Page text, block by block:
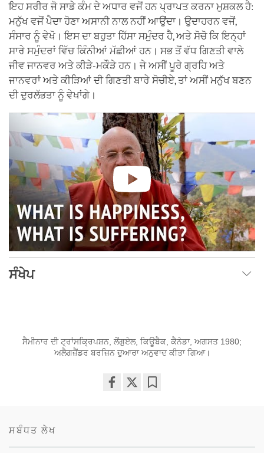
ਇਹ ਸਰੀਰ ਜੋ ਸਾਡੇ ਕੰਮ ਦੇ ਅਧਾਰ ਵਜੋਂ ਹਨ ਪ੍ਰਾਪਤ ਕਰਨਾ ਮੁਸ਼ਕਲ ਹੈ:
ਮਨੁੱਖ ਵਜੋਂ ਪੈਦਾ ਹੋਣਾ ਅਸਾਨੀ ਨਾਲ ਨਹੀਂ ਆਉਂਦਾ। ਉਦਾਹਰਨ ਵਜੋਂ,
ਸੰਸਾਰ ਨੂੰ ਵੇਖੋ। ਇਸ ਦਾ ਬਹੁਤਾ ਹਿੱਸਾ ਸਮੁੰਦਰ ਹੈ, ਅਤੇ ਸੋਚੋ ਕਿ ਇਨ੍ਹਾਂ
ਸਾਰੇ ਸਮੁੰਦਰਾਂ ਵਿੱਚ ਕਿੰਨੀਆਂ ਮੱਛੀਆਂ ਹਨ। ਸਭ ਤੋਂ ਵੱਧ ਗਿਣਤੀ ਵਾਲੇ
ਜੀਵ ਜਾਨਵਰ ਅਤੇ ਕੀੜੇ-ਮਕੌੜੇ ਹਨ। ਜੇ ਅਸੀਂ ਪੂਰੇ ਗ੍ਰਹਿ ਅਤੇ
ਜਾਨਵਰਾਂ ਅਤੇ ਕੀੜਿਆਂ ਦੀ ਗਿਣਤੀ ਬਾਰੇ ਸੋਚੀਏ, ਤਾਂ ਅਸੀਂ ਮਨੁੱਖ ਬਣਨ
ਦੀ ਦੁਰਲੱਭਤਾ ਨੂੰ ਵੇਖਾਂਗੇ।
ਸੰਖੇਪ
ਸੈਮੀਨਾਰ ਦੀ ਟ੍ਰਾਂਸਕ੍ਰਿਪਸ਼ਨ, ਲੋਂਗੁਏਲ, ਕਿਊਬੈਕ, ਕੈਨੇਡਾ, ਅਗਸਤ 1980;
ਅਲੈਗਜ਼ੈਂਡਰ ਬਰਜ਼ਿਨ ਦੁਆਰਾ ਅਨੁਵਾਦ ਕੀਤਾ ਗਿਆ।
ਸਬੰਧਤ ਲੇਖ